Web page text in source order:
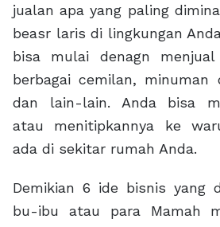
jualan apa yang paling
beasr laris di lingkungan
bisa mulai denagn menjual
berbagai cemilan, minuman
dan lain-lain. Anda bisa
atau menitipkannya ke
ada di sekitar rumah Anda.
Demikian 6 ide bisnis yang
bu-ibu atau para Mamah